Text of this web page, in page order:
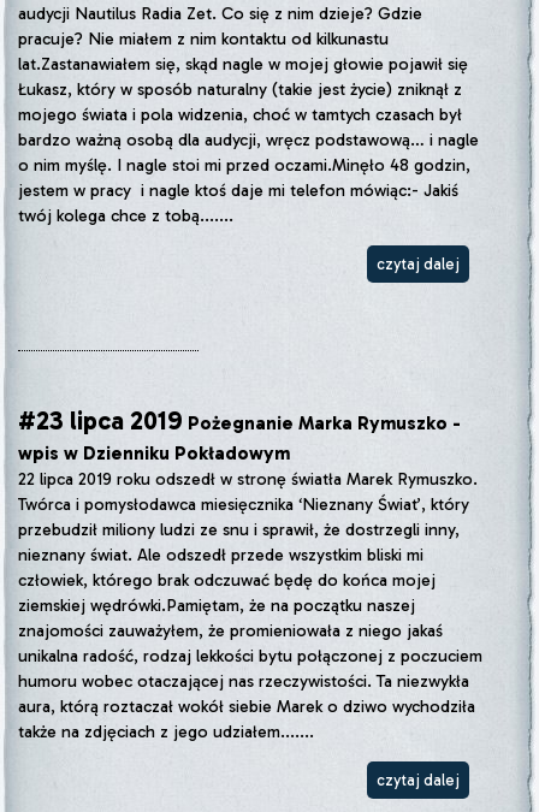
audycji Nautilus Radia Zet. Co się z nim dzieje? Gdzie
pracuje? Nie miałem z nim kontaktu od kilkunastu
lat.Zastanawiałem się, skąd nagle w mojej głowie pojawił się
Łukasz, który w sposób naturalny (takie jest życie) zniknął z
mojego świata i pola widzenia, choć w tamtych czasach był
bardzo ważną osobą dla audycji, wręcz podstawową… i nagle
o nim myślę. I nagle stoi mi przed oczami.Minęło 48 godzin,
jestem w pracy i nagle ktoś daje mi telefon mówiąc:- Jakiś
twój kolega chce z tobą.......
czytaj dalej
#23 lipca 2019 Pożegnanie Marka Rymuszko -
wpis w Dzienniku Pokładowym
22 lipca 2019 roku odszedł w stronę światła Marek Rymuszko.
Twórca i pomysłodawca miesięcznika ‘Nieznany Świat’, który
przebudził miliony ludzi ze snu i sprawił, że dostrzegli inny,
nieznany świat. Ale odszedł przede wszystkim bliski mi
człowiek, którego brak odczuwać będę do końca mojej
ziemskiej wędrówki.Pamiętam, że na początku naszej
znajomości zauważyłem, że promieniowała z niego jakaś
unikalna radość, rodzaj lekkości bytu połączonej z poczuciem
humoru wobec otaczającej nas rzeczywistości. Ta niezwykła
aura, którą roztaczał wokół siebie Marek o dziwo wychodziła
także na zdjęciach z jego udziałem.......
czytaj dalej